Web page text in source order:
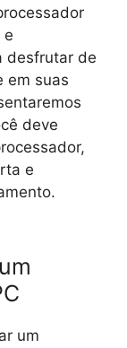
e
desfrutar de
em suas
deve
e
um